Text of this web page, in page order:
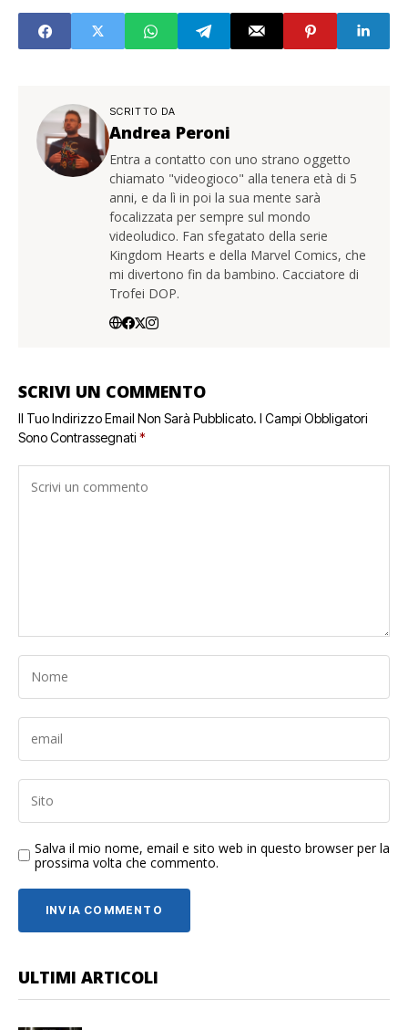
SCRITTO DA
Andrea Peroni
Entra a contatto con uno strano oggetto
chiamato "videogioco" alla tenera età di 5
anni, e da lì in poi la sua mente sarà
focalizzata per sempre sul mondo
videoludico. Fan sfegatato della serie
Kingdom Hearts e della Marvel Comics, che
mi divertono fin da bambino. Cacciatore di
Trofei DOP.
SCRIVI UN COMMENTO
Il Tuo Indirizzo Email Non Sarà Pubblicato. I Campi Obbligatori
Sono Contrassegnati *
Salva il mio nome, email e sito web in questo browser per la
prossima volta che commento.
ULTIMI ARTICOLI